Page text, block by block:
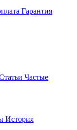
Гарантия
Частые
История